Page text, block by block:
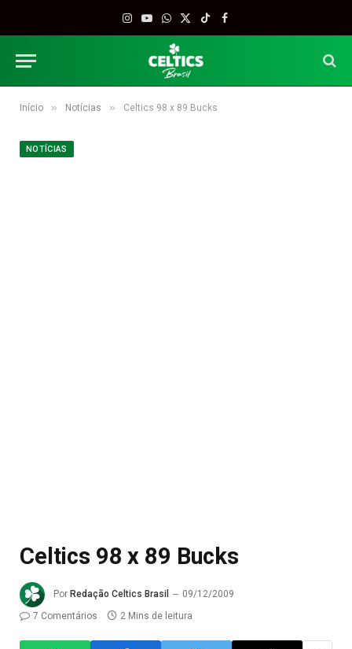
Instagram
YouTube
WhatsApp
X
TikTokFacebook
Início » Notícias » Celtics 98 x 89 Bucks
NOTÍCIAS
Celtics 98 x 89 Bucks
Por Redação Celtics Brasil
09/12/2009
7 Comentários
2 Mins de leitura